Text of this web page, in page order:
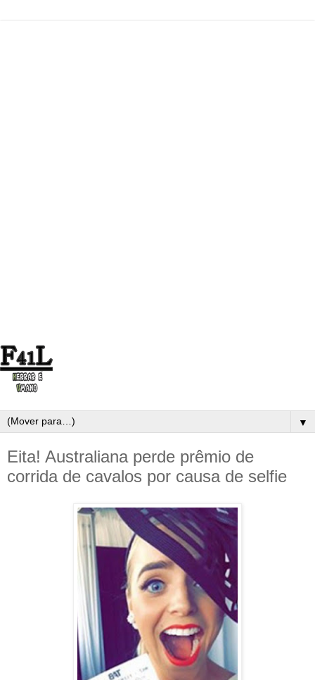
▼
Eita! Australiana perde prêmio de
corrida de cavalos por causa de selfie